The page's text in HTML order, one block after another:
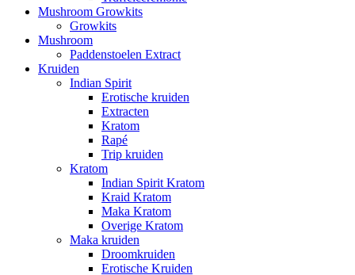
Mushroom Growkits
Growkits
Mushroom
Paddenstoelen Extract
Kruiden
Indian Spirit
Erotische kruiden
Extracten
Kratom
Rapé
Trip kruiden
Kratom
Indian Spirit Kratom
Kraid Kratom
Maka Kratom
Overige Kratom
Maka kruiden
Droomkruiden
Erotische Kruiden